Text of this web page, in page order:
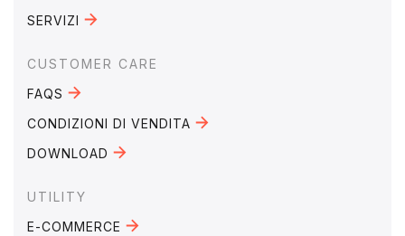
SERVIZI
CUSTOMER CARE
FAQS
CONDIZIONI DI VENDITA
DOWNLOAD
UTILITY
E-COMMERCE